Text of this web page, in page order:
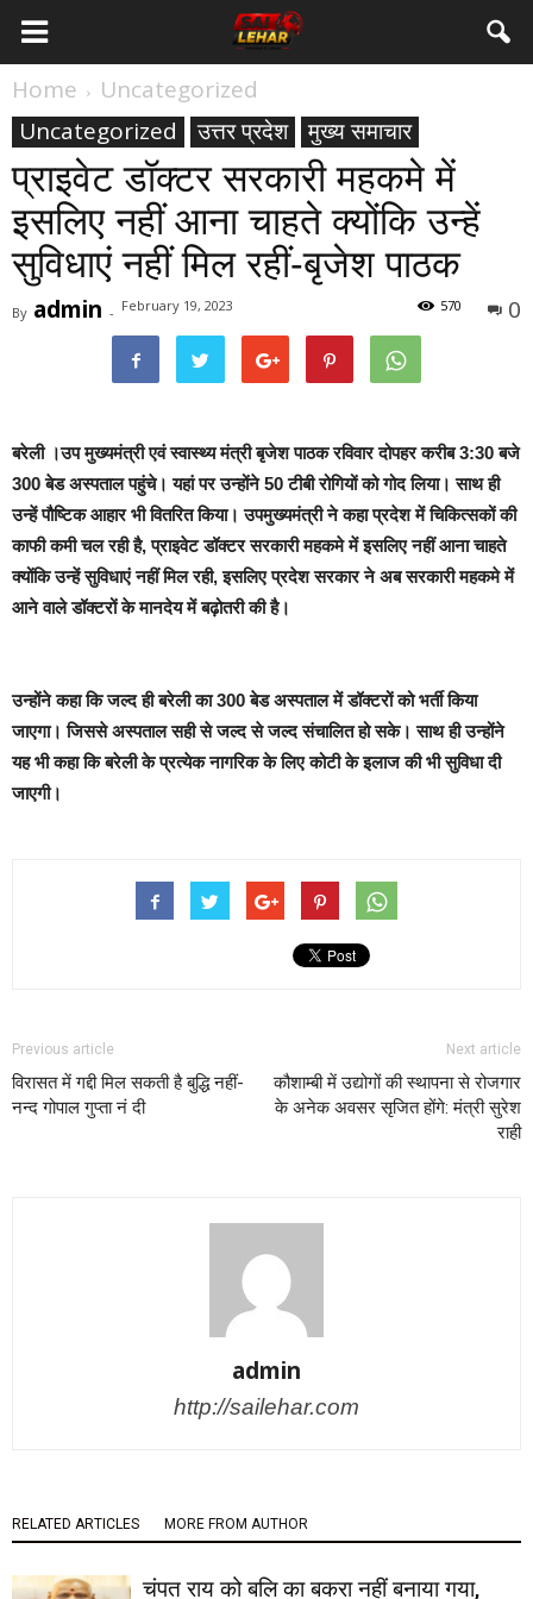
Home
Uncategorized
Uncategorized
उत्तर प्रदेश मुख्य समाचार
प्राइवेट डॉक्टर सरकारी महकमे में
इसलिए नहीं आना चाहते क्योंकि उन्हें
सुविधाएं नहीं मिल रहीं-बृजेश पाठक
By admin - February 19, 2023 0
570
बरेली ।उप मुख्यमंत्री एवं स्वास्थ्य मंत्री बृजेश पाठक रविवार दोपहर करीब 3:30 बजे
300 बेड अस्पताल पहुंचे। यहां पर उन्होंने 50 टीबी रोगियों को गोद लिया। साथ ही
उन्हें पौष्टिक आहार भी वितरित किया। उपमुख्यमंत्री ने कहा प्रदेश में चिकित्सकों की
काफी कमी चल रही है, प्राइवेट डॉक्टर सरकारी महकमे में इसलिए नहीं आना चाहते
क्योंकि उन्हें सुविधाएं नहीं मिल रही, इसलिए प्रदेश सरकार ने अब सरकारी महकमे में
आने वाले डॉक्टरों के मानदेय में बढ़ोतरी की है।
उन्होंने कहा कि जल्द ही बरेली का 300 बेड अस्पताल में डॉक्टरों को भर्ती किया
जाएगा। जिससे अस्पताल सही से जल्द से जल्द संचालित हो सके। साथ ही उन्होंने
यह भी कहा कि बरेली के प्रत्येक नागरिक के लिए कोटी के इलाज की भी सुविधा दी
जाएगी।
Previous article
विरासत में गद्दी मिल सकती है बुद्धि नहीं-
नन्द गोपाल गुप्ता नं दी
Next article
कौशाम्बी में उद्योगों की स्थापना से रोजगार
के अनेक अवसर सृजित होंगे: मंत्री सुरेश
राही
admin
http://sailehar.com
RELATED ARTICLES MORE FROM AUTHOR
चंपत राय को बलि का बकरा नहीं बनाया गया,